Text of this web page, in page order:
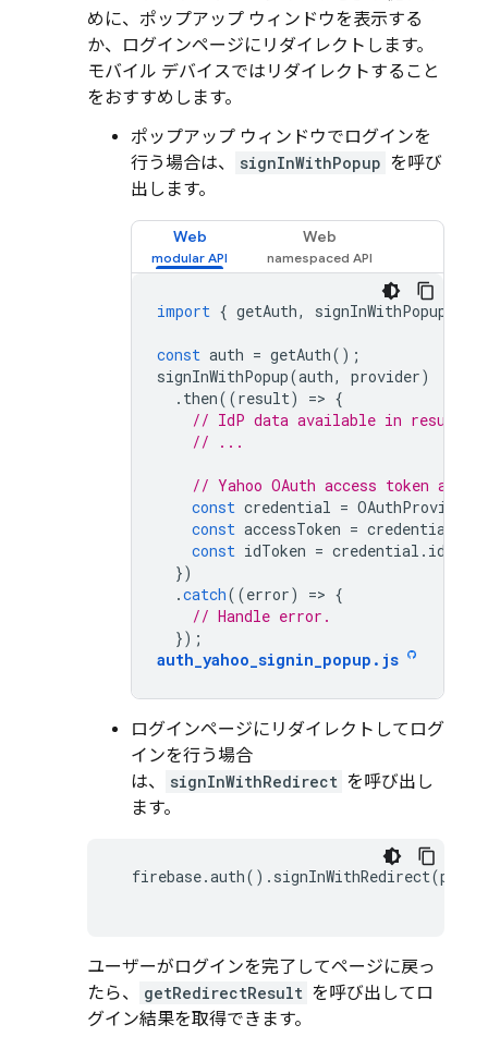
めに、ポップアップ ウィンドウを表示する
か、ログインページにリダイレクトします。
モバイル デバイスではリダイレクトすること
をおすすめします。
ポップアップ ウィンドウでログインを
行う場合は、
signInWithPopup を呼び
出します。
Web Web
import { getAuth, signInWithPopup
const auth = getAuth();
signInWithPopup(auth, provider)
. then((result) => {
// IdP data available in
// ...
// Yahoo OAuth access token
const credential = OAuthProvider
const accessToken = credential
const idToken = credential .
})
.catch((error) => {
// Handle error.
});
auth_yahoo_signin_popup . js
ログインページにリダイレクトしてログ
インを行う場合
は、
signInWithRedirect を呼び出し
ます。
ユーザーがログインを完了してページに戻っ
たら、
getRedirectResult を呼び出してロ
グイン結果を取得できます。